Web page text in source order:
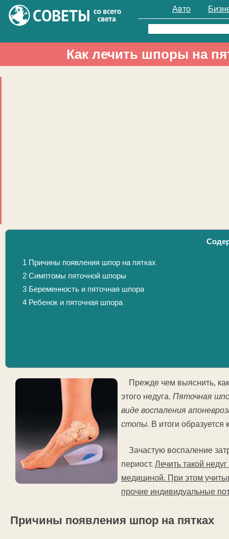
Авто
Найти:
Как лечить шпоры на
1 Причины появления шпор на пятках
2Симптомы пяточной шпоры
3Беременность и пяточная шпора
4Ребенок и пяточная шпора
Прежде чем выяснить,
этого недуга. Пяточная
виде воспаления
стопы. В итоги образуется
Зачастую воспаление
периост. Лечить такой
медициной. При этом
прочие индивидуальные
Причины появления шпор на пятках